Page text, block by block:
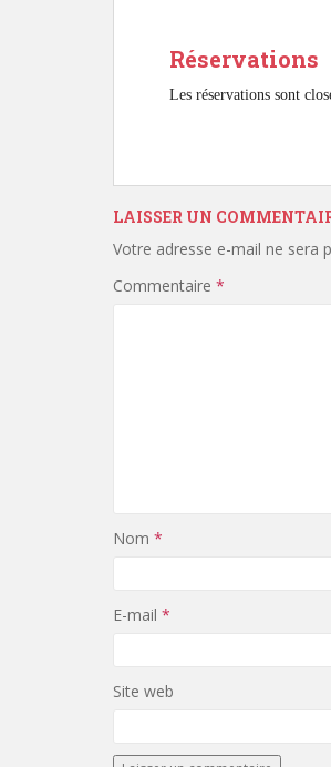
Réservations
Les réservations sont
LAISSER UN
Votre adresse e-mail ne sera
Commentaire *
Nom *
E-mail *
Site web